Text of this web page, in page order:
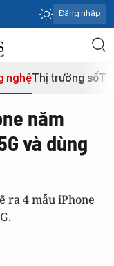
Đăng nhập
nghệThị trường số
năm
và dùng
ra 4 mẫu iPhone